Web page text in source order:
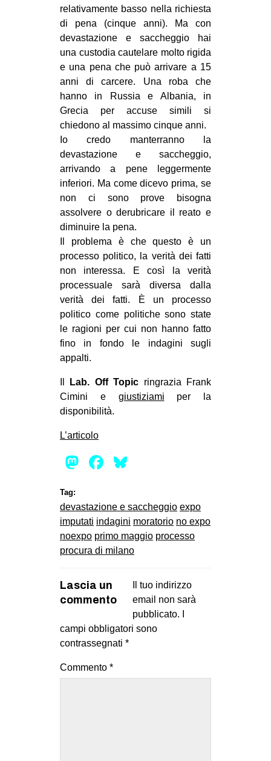
relativamente basso nella richiesta
di pena (cinque anni). Ma con
devastazione e saccheggio hai
una custodia cautelare molto rigida
e una pena che può arrivare a 15
anni di carcere. Una roba che
hanno in Russia e Albania, in
Grecia per accuse simili si
chiedono al massimo cinque anni.
Io credo manterranno la
devastazione e saccheggio,
arrivando a pene leggermente
inferiori. Ma come dicevo prima, se
non ci sono prove bisogna
assolvere o derubricare il reato e
diminuire la pena.
Il problema è che questo è un
processo politico, la verità dei fatti
non interessa. E così la verità
processuale sarà diversa dalla
verità dei fatti. È un processo
politico come politiche sono state
le ragioni per cui non hanno fatto
fino in fondo le indagini sugli
appalti.
Lab. Off Topic ringrazia Frank
Cimini e giustiziami per la
disponibilità.
L’articolo
Mastodon
Facebook
Tag:
devastazione e saccheggio expo
imputati indagini moratorio no expo
noexpo primo maggio processo
procura di milano
Lascia un
commento
Il tuo indirizzo
email non sarà
pubblicato.
campi obbligatori sono
contrassegnati *
Commento *